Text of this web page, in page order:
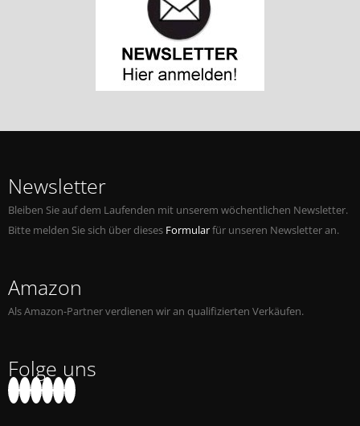
Newsletter
Bleiben Sie auf dem Laufenden mit unserem wöchentlichen Newsletter.
Bitte melden Sie sich über dieses Formularfür unseren Newsletter an.
Amazon
Als Amazon-Partner verdienen wir an qualifizierten Verkäufen.
Folge uns